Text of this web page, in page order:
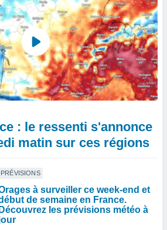
: le ressenti s'annonce
matin sur ces régions
PRÉVISIONS
à surveiller ce week-end et
de semaine en France.
Découvrez les prévisions météo à